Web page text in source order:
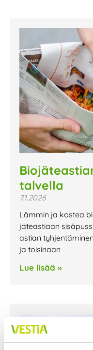
talvella
7.1.2026
Lämmin ja kostea
jäteastiaan
astian
ja toisinaan
Lue lisää »